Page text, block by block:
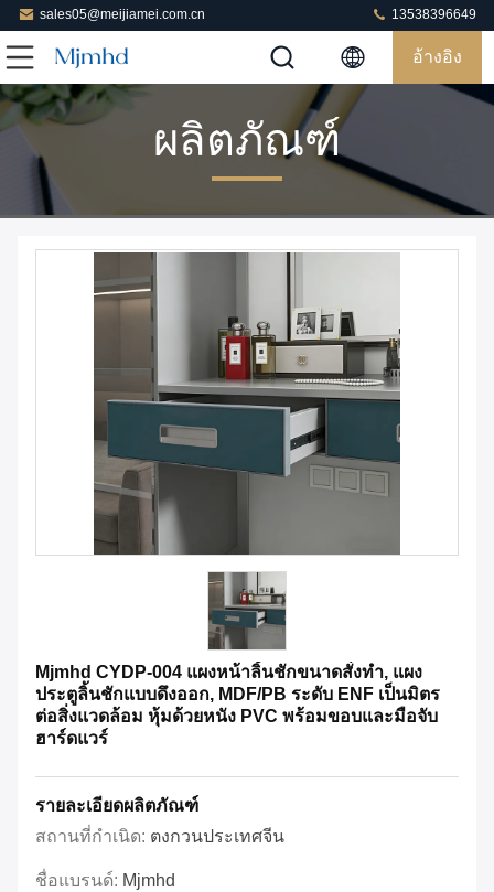
sales05@meijiamei.com.cn 13538396649
อ้างอิง
ผลิตภัณฑ์
Mjmhd CYDP-004 แผงหน้าลิ้นชักขนาดสั่งทำ, แผง
ประตูลิ้นชักแบบดึงออก, MDF/PB ระดับ ENF เป็นมิตร
ต่อสิ่งแวดล้อม หุ้มด้วยหนัง PVC พร้อมขอบและมือจับ
ฮาร์ดแวร์
รายละเอียดผลิตภัณฑ์
สถานที่กำเนิด: ตงกวนประเทศจีน
ชื่อแบรนด์: Mjmhd